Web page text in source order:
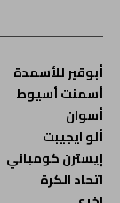
أبوقير للأسمدة
أسمنت أسيوط
أسوان
ألو ايجيبت
إيسترن كومباني
اتحاد الكرة